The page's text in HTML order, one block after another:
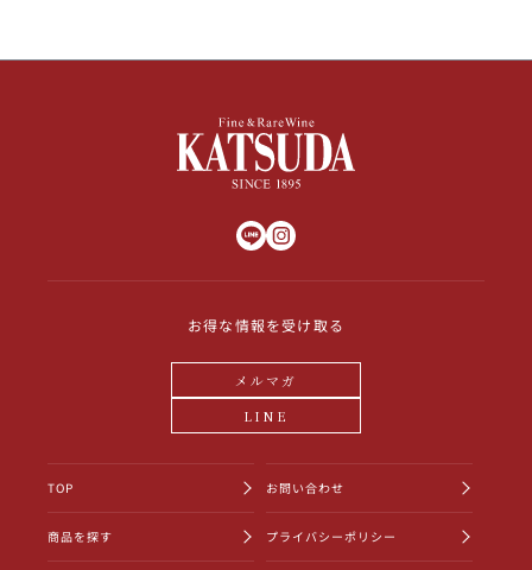
お得な情報を受け取る
メルマガ
LINE
TOP
商品を探す
お問い合わせ
プライバシーポリシー